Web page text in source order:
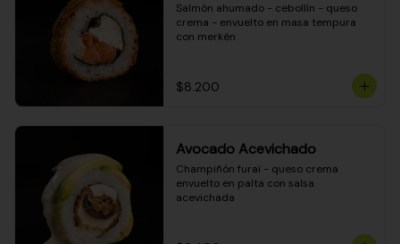
Salmón ahumado - cebollín - queso
crema - envuelto en masa tempura
con merkén
$8.200
Avocado Acevichado
Champiñón furai - queso crema
envuelto en palta con salsa
acevichada